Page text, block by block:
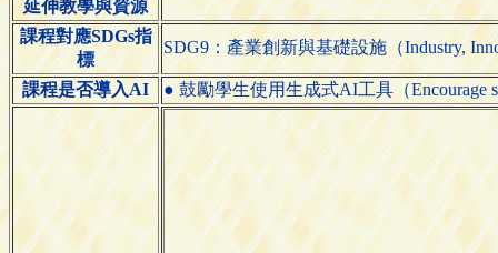
延伸教學與資源
課程對應SDGs指
標
SDG9：產業創新與基礎設施（Industry,
課程是否導入AI ● 鼓勵學生使用生成式AI工具（Encourage